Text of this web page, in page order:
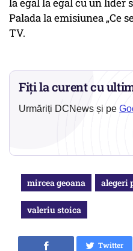
la egal la egal cu un lider
Palada la emisiunea „Ce
TV.
Fiți la curent cu
Urmăriți DCNews și pe
mircea geoana alegeri
valeriu stoica
Twitter